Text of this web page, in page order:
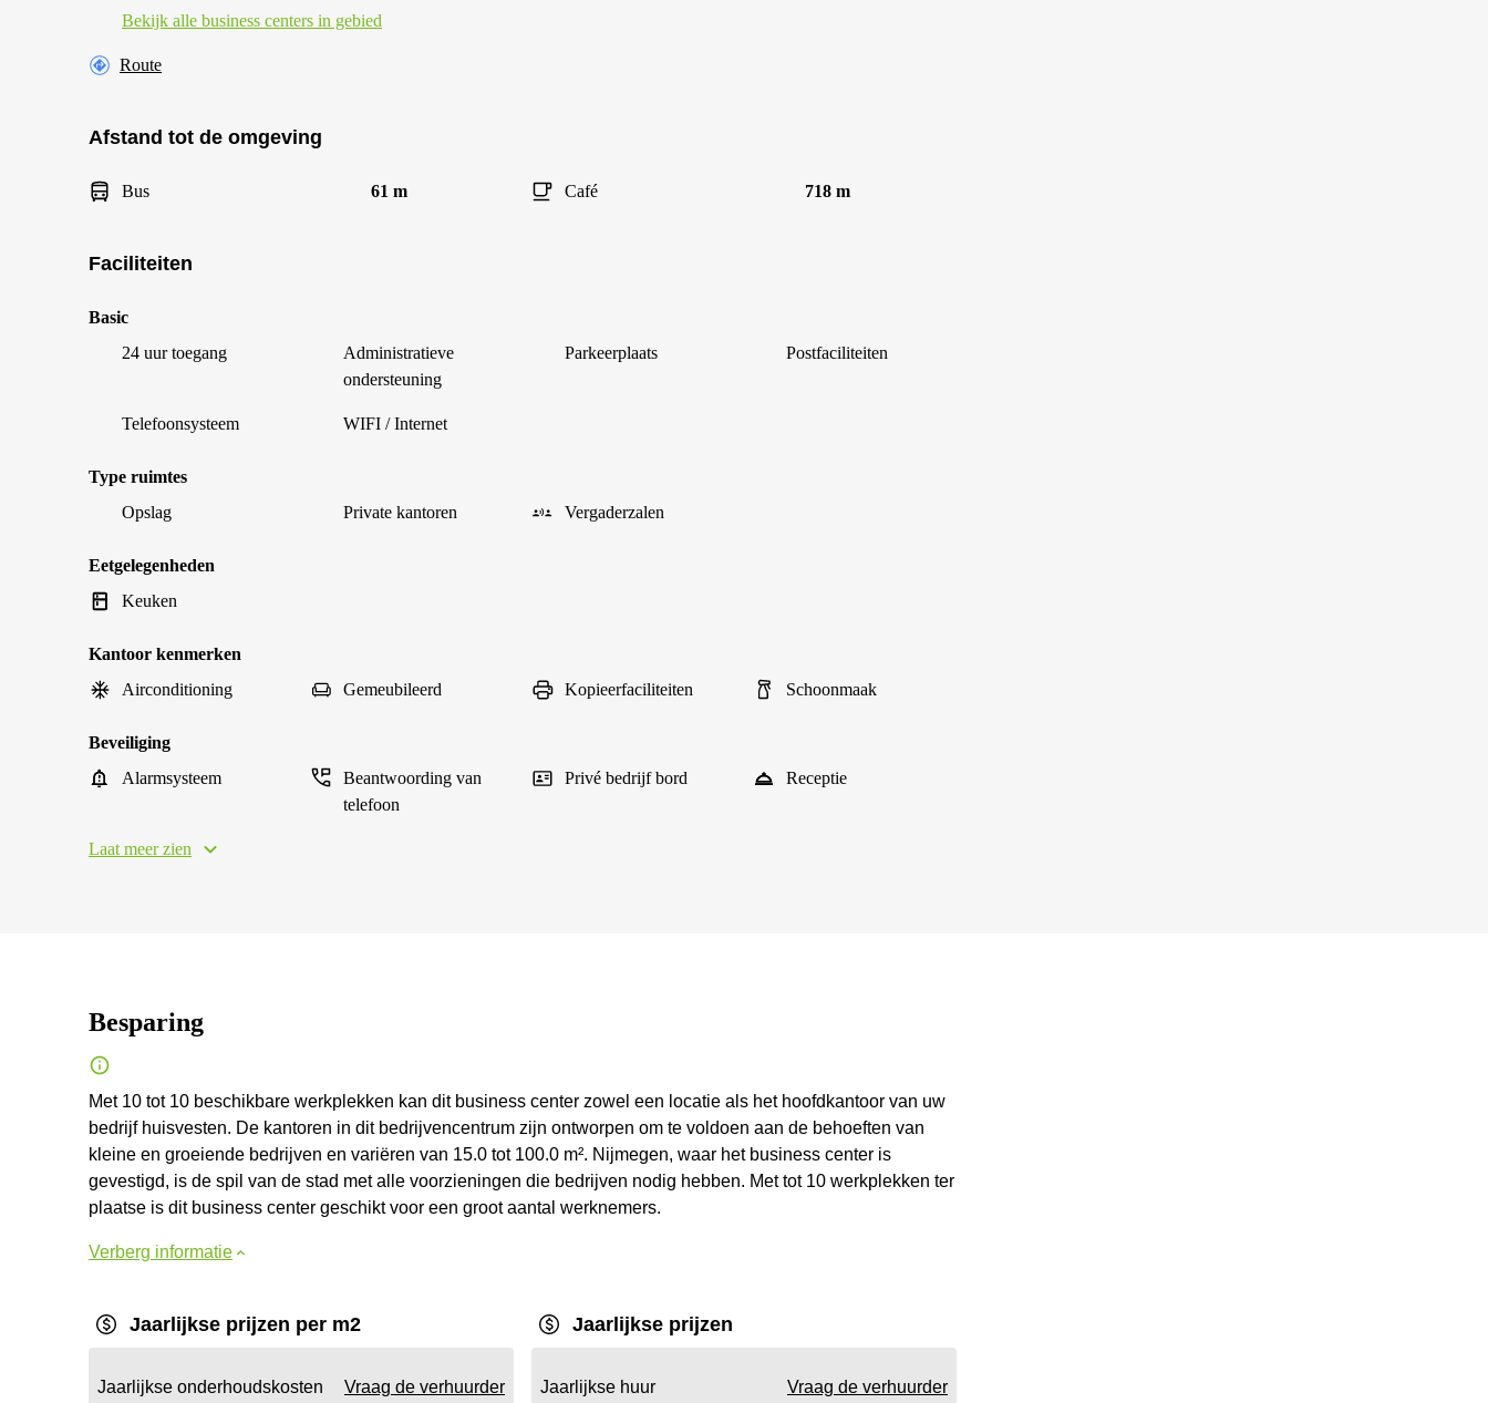
Bekijk alle business centers in gebied
Route
Afstand tot de omgeving
Bus 61 m Café 718 m
Faciliteiten
Basic
24 uur toegang
Administratieve
ondersteuning
Parkeerplaats Postfaciliteiten
Telefoonsysteem WIFI / Internet
Type ruimtes
Opslag
Private kantoren Vergaderzalen
Eetgelegenheden
Keuken
Kantoor kenmerken
Airconditioning
Gemeubileerd Kopieerfaciliteiten Schoonmaak
Beveiliging
Alarmsysteem
Beantwoording van
telefoon
Privé bedrijf bord Receptie
Laat meer zien
Besparing
Met 10 tot 10 beschikbare werkplekken kan dit business center zowel een locatie als het hoofdkantoor van uw
bedrijf huisvesten. De kantoren in dit bedrijvencentrum zijn ontworpen om te voldoen aan de behoeften van
kleine en groeiende bedrijven en variëren van 15.0 tot 100.0 m². Nijmegen, waar het business center is
gevestigd, is de spil van de stad met alle voorzieningen die bedrijven nodig hebben. Met tot 10 werkplekken ter
plaatse is dit business center geschikt voor een groot aantal werknemers.
Verberg informatie
Jaarlijkse prijzen per m2
Jaarlijkse onderhoudskosten Vraag de verhuurder
Jaarlijkse prijzen
Jaarlijkse huur Vraag de verhuurder